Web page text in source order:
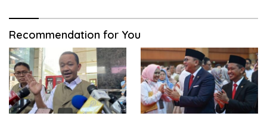
Recommendation for You